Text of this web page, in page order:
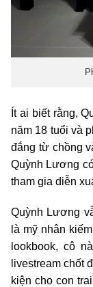
Ít ai biết rằng,
năm 18 tuổi và
đắng từ chồng
Quỳnh Lương
tham gia diễn
Quỳnh Lương
là mỹ nhân
lookbook, cô
livestream chốt
kiện cho con